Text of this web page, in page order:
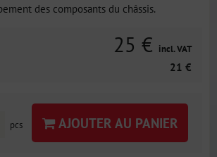
des composants du châssis.
25 € incl. VAT
21 €
pcs AJOUTER AU PANIER